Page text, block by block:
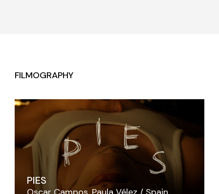
FILMOGRAPHY
PIES